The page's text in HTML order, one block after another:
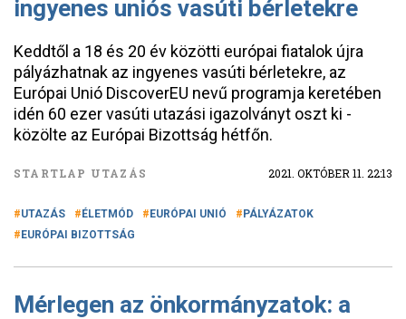
ingyenes uniós vasúti bérletekre
Keddtől a 18 és 20 év közötti európai fiatalok újra
pályázhatnak az ingyenes vasúti bérletekre, az
Európai Unió DiscoverEU nevű programja keretében
idén 60 ezer vasúti utazási igazolványt oszt ki -
közölte az Európai Bizottság hétfőn.
STARTLAP UTAZÁS 2021. OKTÓBER 11. 22:13
UTAZÁS ÉLETMÓD EURÓPAI UNIÓ
PÁLYÁZATOK
EURÓPAI BIZOTTSÁG
Mérlegen az önkormányzatok: a